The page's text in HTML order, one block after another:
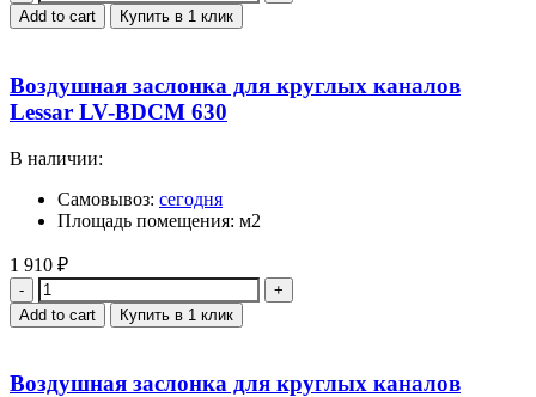
Add to cart Купить в 1 клик
Воздушная заслонка для круглых каналов
Lessar LV-BDCM 630
В наличии:
Самовывоз: сегодня
Площадь помещения: м2
1 910 ₽
Quantity
Add to cart Купить в 1 клик
Воздушная заслонка для круглых каналов